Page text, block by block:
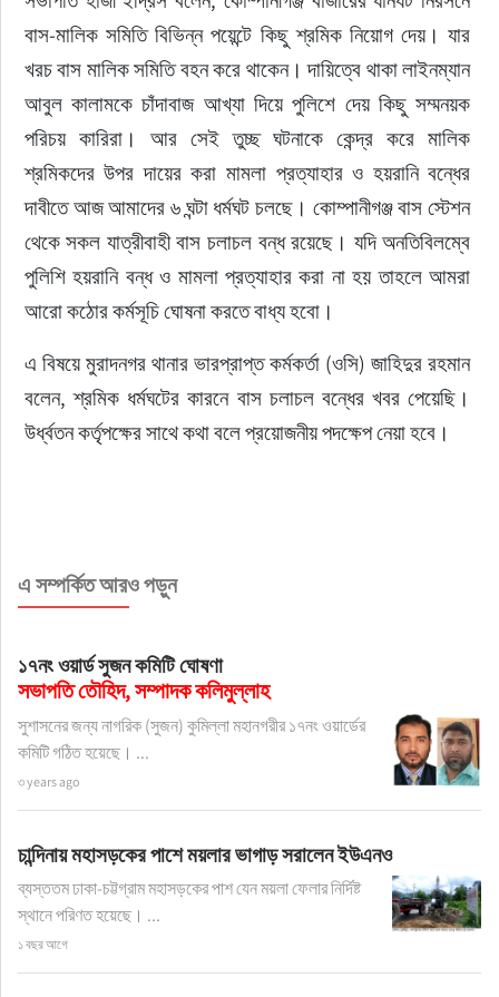
বাস-মালিক সমিতি বিভিন্ন পয়েন্টে কিছু শ্রমিক নিয়োগ দেয়। যার
খরচ বাস মালিক সমিতি বহন করে থাকেন। দায়িত্বে থাকা লাইনম্যান
আবুল কালামকে চাঁদাবাজ আখ্যা দিয়ে পুলিশে দেয় কিছু সম্মনয়ক
পরিচয় কারিরা। আর সেই তুচ্ছ ঘটনাকে কেন্দ্র করে মালিক
শ্রমিকদের উপর দায়ের করা মামলা প্রত্যাহার ও হয়রানি বন্ধের
দাবীতে আজ আমাদের ৬ ঘন্টা ধর্মঘট চলছে। কোম্পানীগঞ্জ বাস স্টেশন
থেকে সকল যাত্রীবাহী বাস চলাচল বন্ধ রয়েছে। যদি অনতিবিলম্বে
পুলিশি হয়রানি বন্ধ ও মামলা প্রত্যাহার করা না হয় তাহলে আমরা
আরো কঠোর কর্মসূচি ঘোষনা করতে বাধ্য হবো।
এ বিষয়ে মুরাদনগর থানার ভারপ্রাপ্ত কর্মকর্তা (ওসি) জাহিদুর রহমান
বলেন, শ্রমিক ধর্মঘটের কারনে বাস চলাচল বন্ধের খবর পেয়েছি।
উর্ধ্বতন কর্তৃপক্ষের সাথে কথা বলে প্রয়োজনীয় পদক্ষেপ নেয়া হবে।
এ সম্পর্কিত আরও পড়ুন
১৭নং ওয়ার্ড সুজন কমিটি ঘোষণা
সভাপতি তৌহিদ, সম্পাদক কলিমুল্লাহ
সুশাসনের জন্য নাগরিক (সুজন) কুমিল্লা মহানগরীর ১৭নং ওয়ার্ডের
কমিটি গঠিত হয়েছে। ...
৩ years ago
চান্দিনায় মহাসড়কের পাশে ময়লার ভাগাড় সরালেন ইউএনও
ব্যস্ততম ঢাকা-চট্টগ্রাম মহাসড়কের পাশ যেন ময়লা ফেলার নির্দিষ্ট
স্থানে পরিণত হয়েছে। ...
১ বছর আগে